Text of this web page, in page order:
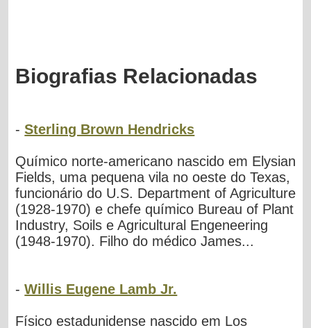
Biografias Relacionadas
-Sterling Brown Hendricks
Químico norte-americano nascido em Elysian
Fields, uma pequena vila no oeste do Texas,
funcionário do U.S. Department of Agriculture
(1928-1970) e chefe químico Bureau of Plant
Industry, Soils e Agricultural Engeneering
(1948-1970). Filho do médico James...
-Willis Eugene Lamb Jr.
Físico estadunidense nascido em Los